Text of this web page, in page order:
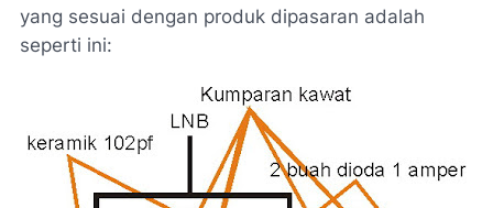
yang sesuai dengan produk dipasaran adalah
seperti ini: